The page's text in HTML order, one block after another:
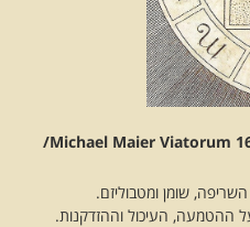
שומן ומטבוליזם.
ההטמעה, העיכול וההזדקנות.